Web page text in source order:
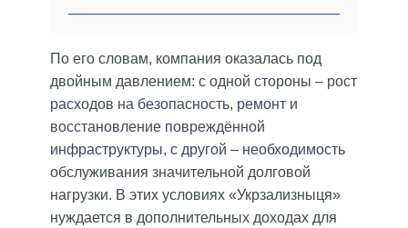
По его словам, компания оказалась под
двойным давлением: с одной стороны – рост
расходов на безопасность, ремонт и
восстановление повреждённой
инфраструктуры, с другой – необходимость
обслуживания значительной долговой
нагрузки. В этих условиях «Укрзализныця»
нуждается в дополнительных доходах для